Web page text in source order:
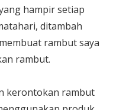
hampir setiap
ditambah
rambut saya
rambut.
kerontokan rambut